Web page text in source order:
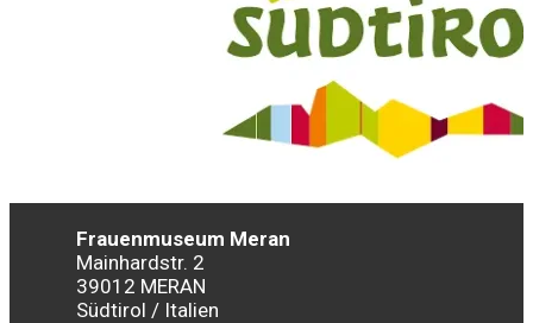
Frauenmuseum Meran
Mainhardstr. 2
39012 MERAN
Südtirol / Italien